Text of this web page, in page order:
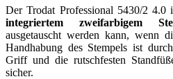
Der Trodat Professional 5430/2 4.0
integriertem zweifarbigem
ausgetauscht werden kann, wenn
Handhabung des Stempels ist
Griff und die rutschfesten
sicher.